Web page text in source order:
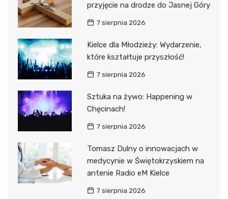
przyjęcie na drodze do Jasnej Góry
7 sierpnia 2026
Kielce dla Młodzieży: Wydarzenie,
które kształtuje przyszłość!
7 sierpnia 2026
Sztuka na żywo: Happening w
Chęcinach!
7 sierpnia 2026
Tomasz Dulny o innowacjach w
medycynie w Świętokrzyskiem na
antenie Radio eM Kielce
7 sierpnia 2026